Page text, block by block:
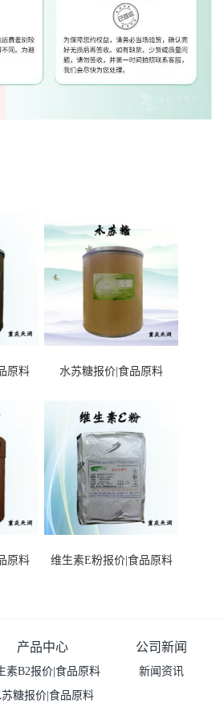
原料 水苏糖报价|食品原料
原料 维生素E粉报价|食品原料
产品中心
素B2报价|食品原料
糖报价|食品原料
公司新闻
新闻资讯